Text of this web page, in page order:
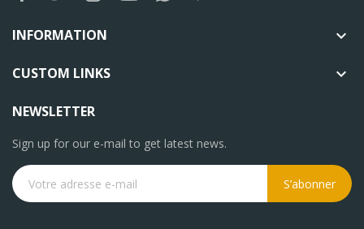
INFORMATION 
CUSTOM LINKS 
NEWSLETTER
Sign up for our e-mail to get latest news.
S’abonner